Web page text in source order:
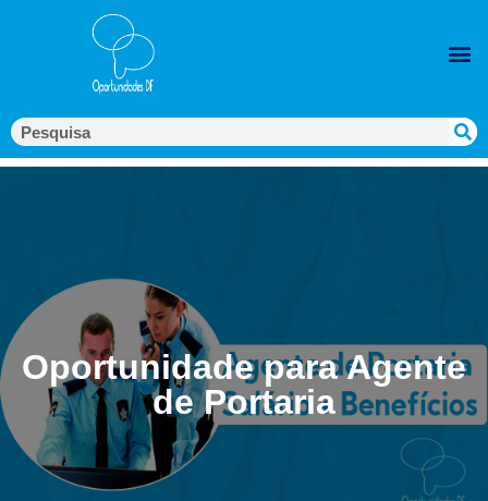
Oportunidade para Agente
de Portaria